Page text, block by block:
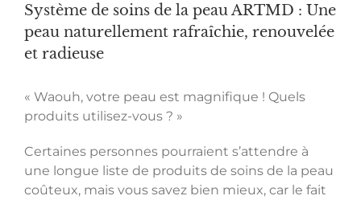
Système de soins de la peau ARTMD : Une
peau naturellement rafraîchie, renouvelée
et radieuse
« Waouh, votre peau est magnifique ! Quels
produits utilisez-vous ? »
Certaines personnes pourraient s’attendre à
une longue liste de produits de soins de la peau
coûteux, mais vous savez bien mieux, car le fait